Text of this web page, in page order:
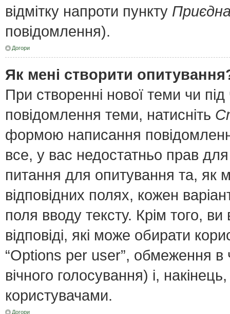
відмітку напроти пункту
повідомлення).
Догори
Як мені створити
При створенні нової теми чи
повідомлення теми, натисніть
формою написання
все, у вас недостатньо прав
питання для опитування та, як
відповідних полях, кожен
поля вводу тексту. Крім того, ви
відповіді, які може обирати
“Options per user”, обмеження в
вічного голосування) і,
користувачами.
Догори